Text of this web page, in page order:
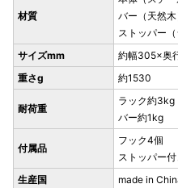
材質
バー（天然木
ストッパー（
サイズmm
約幅305×奥
重さg
約1530
耐荷重
ラック約3kg
バー約1kg
付属品
フック4個
ストッパー
生産国
made in